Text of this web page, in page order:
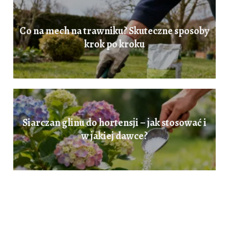
Co na mech na trawniku? Skuteczne sposoby
krok po kroku
Siarczan glinu do hortensji – jak stosować i
w jakiej dawce?